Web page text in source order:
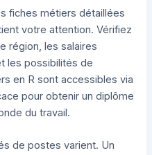
fiches métiers détaillées
votre attention. Vérifiez
région, les salaires
les possibilités de
en R sont accessibles via
pour obtenir un diplôme
du travail.
de postes varient. Un